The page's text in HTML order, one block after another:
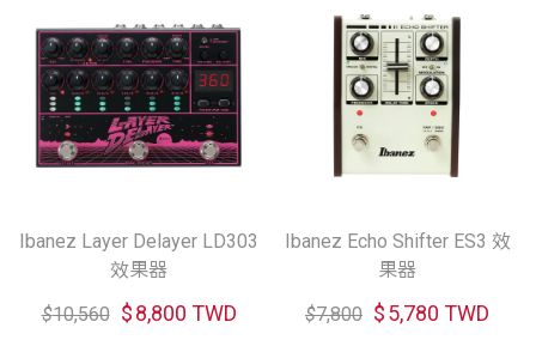
Ibanez Layer Delayer LD303
效果器
$10,560 $8,800 TWD
Ibanez Echo Shifter ES3 效
果器
$7,800 $5,780 TWD